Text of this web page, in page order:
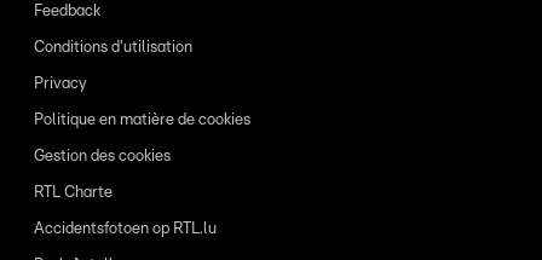
Feedback
Conditions d'utilisation
Privacy
Politique en matière de cookies
Gestion des cookies
RTL Charte
Accidentsfotoen op RTL.lu